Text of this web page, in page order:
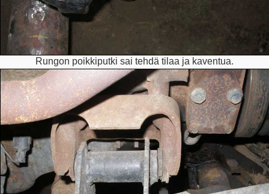
Rungon poikkiputki sai tehdä tilaa ja kaventua.